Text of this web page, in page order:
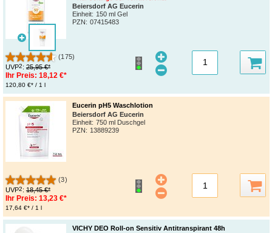
Beiersdorf AG Eucerin
Einheit: 150 ml Gel
PZN: 07415483
(175)
UVP2: 25,95 €*
Ihr Preis: 18,12 €*
120,80 €* / 1 l
Eucerin pH5 Waschlotion
Beiersdorf AG Eucerin
Einheit: 750 ml Duschgel
PZN: 13889239
(3)
UVP2: 18,45 €*
Ihr Preis: 13,23 €*
17,64 €* / 1 l
VICHY DEO Roll-on Sensitiv Antitranspirant 48h